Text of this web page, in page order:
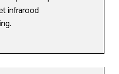
infrarood